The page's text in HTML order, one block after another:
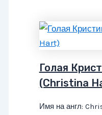
Голая
(Christina
Имя на англ: